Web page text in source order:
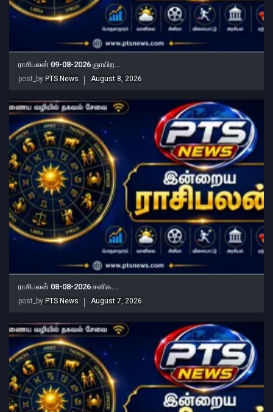
ராசிபலன் 09-08-2026 ஞாயிற...
post_by PTS News August 8, 2026
ராசிபலன் 08-08-2026 சனிக...
post_by PTS News August 7, 2026